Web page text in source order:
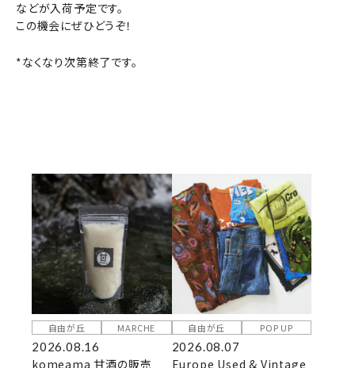
などが入荷予定です。
この機会にぜひどうぞ！
*なくなり次第終了です。
自由が丘 MARCHE
2026.08.16
komeama 甘酒の販売
自由が丘 POP UP
2026.08.07
Europe Used & Vintage